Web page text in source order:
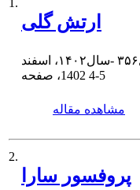
ارتش گلی
دوره 30، مجله پوپک اسفند-مسلسل۳۵۶ -سال۱۴۰۲، اسفند
4-5
مشاهده مقاله
2.
پروفسور سارا